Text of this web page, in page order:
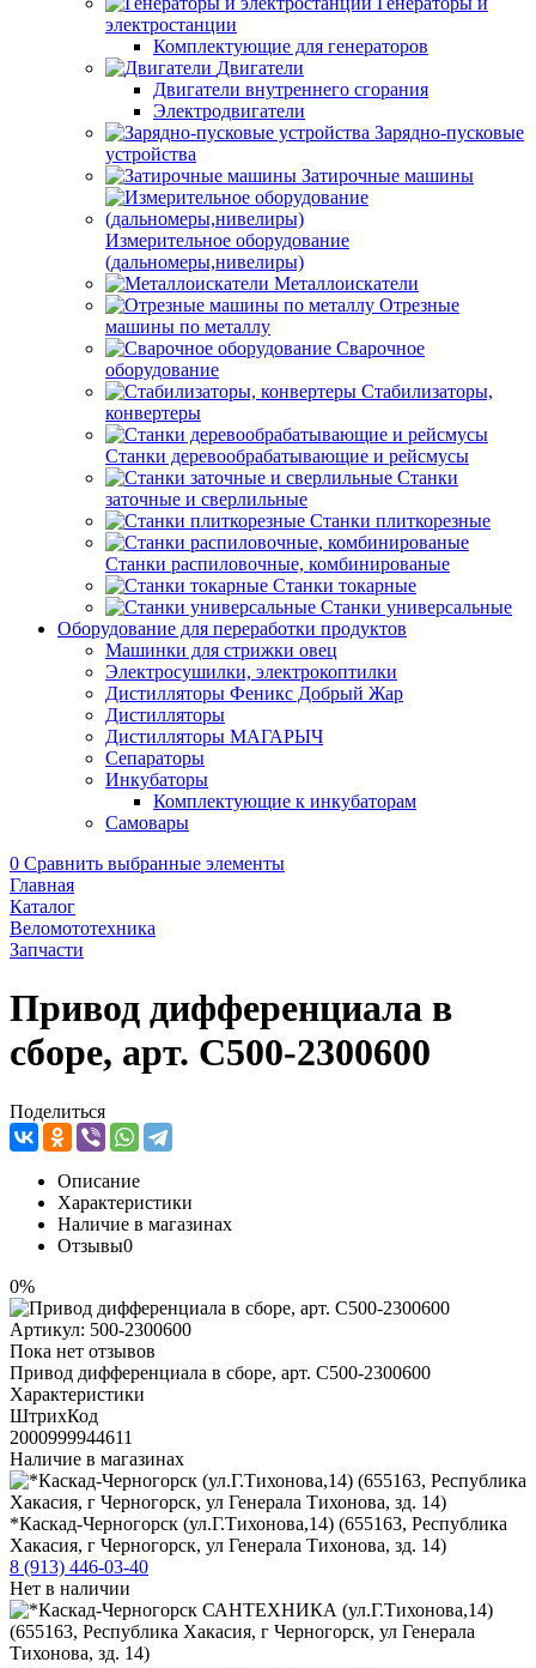
электростанции
Комплектующие для генераторов
Двигатели
Двигатели внутреннего сгорания
Электродвигатели
Зарядно-пусковые
устройства
Затирочные машины
Измерительное оборудование
(дальномеры,нивелиры)
Металлоискатели
Отрезные
машины по металлу
Сварочное
оборудование
Стабилизаторы,
конвертеры
Станки деревообрабатывающие и рейсмусы
Станки
заточные и сверлильные
Станки плиткорезные
Станки распиловочные, комбинированые
Станки токарные
Станки универсальные
Оборудование для переработки продуктов
Машинки для стрижки овец
Электросушилки, электрокоптилки
Дистилляторы Феникс Добрый Жар
Дистилляторы
Дистилляторы МАГАРЫЧ
Сепараторы
Инкубаторы
Комплектующие к инкубаторам
Самовары
0 Сравнить выбранные элементы
Главная
Каталог
Веломототехника
Запчасти
Привод дифференциала в
сборе, арт. С500-2300600
Поделиться
Описание
Характеристики
Наличие в магазинах
Отзывы0
0%
Артикул: 500-2300600
Пока нет отзывов
Привод дифференциала в сборе, арт. С500-2300600
Характеристики
ШтрихКод
2000999944611
Наличие в магазинах
*Каскад-Черногорск (ул.Г.Тихонова,14) (655163, Республика
Хакасия, г Черногорск, ул Генерала Тихонова, зд. 14)
8 (913) 446-03-40
Нет в наличии